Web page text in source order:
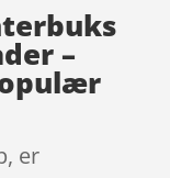
–
er